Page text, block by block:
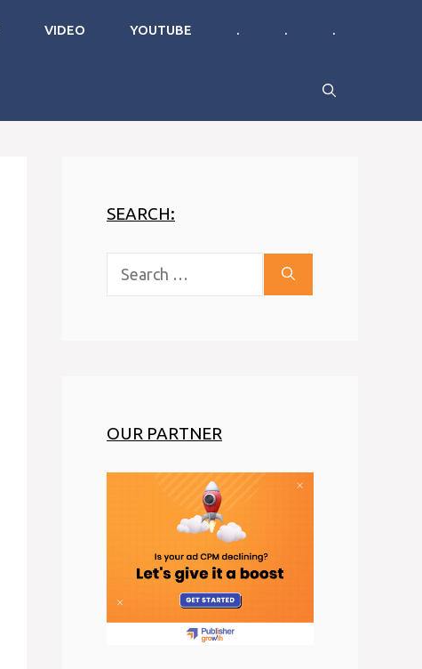
VIDEO YOUTUBE . . .
SEARCH:
OUR PARTNER